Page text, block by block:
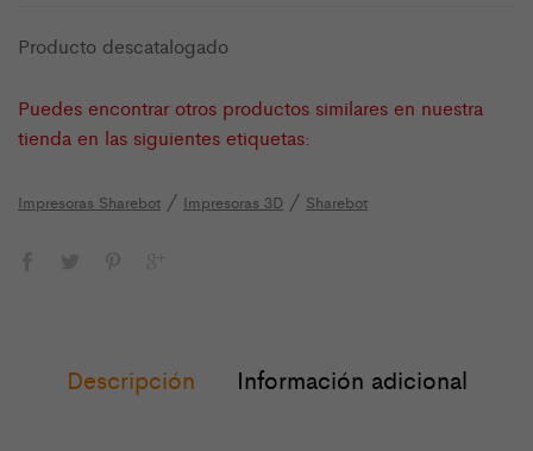
Producto descatalogado
Puedes encontrar otros productos similares en nuestra
tienda en las siguientes etiquetas:
Impresoras Sharebot / Impresoras 3D / Sharebot
Descripción Información adicional